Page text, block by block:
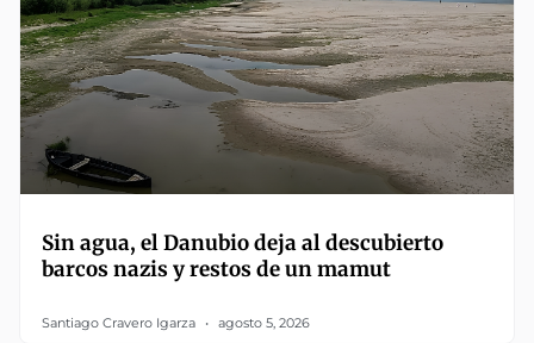
Sin agua, el Danubio deja al descubierto
barcos nazis y restos de un mamut
Santiago Cravero Igarza agosto 5, 2026